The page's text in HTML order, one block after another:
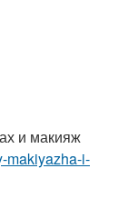
и макияж
makiyazha-i-